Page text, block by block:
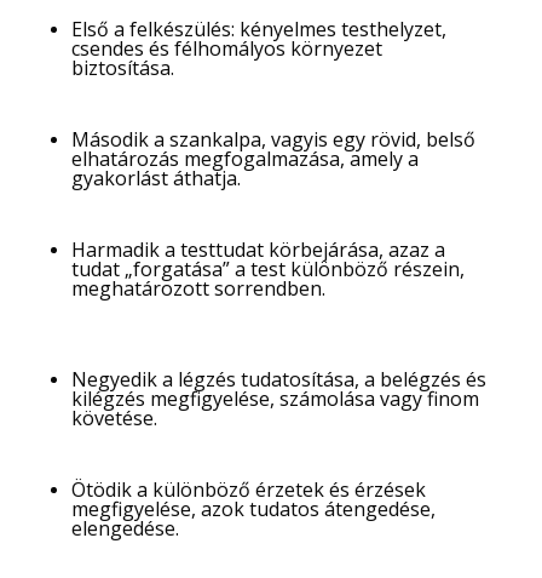
Első a felkészülés: kényelmes testhelyzet,
csendes és félhomályos környezet
biztosítása.
Második a szankalpa, vagyis egy rövid, belső
elhatározás megfogalmazása, amely a
gyakorlást áthatja.
Harmadik a testtudat körbejárása, azaz a
tudat „forgatása” a test különböző részein,
meghatározott sorrendben.
Negyedik a légzés tudatosítása, a belégzés és
kilégzés megfigyelése, számolása vagy finom
követése.
Ötödik a különböző érzetek és érzések
megfigyelése, azok tudatos átengedése,
elengedése.